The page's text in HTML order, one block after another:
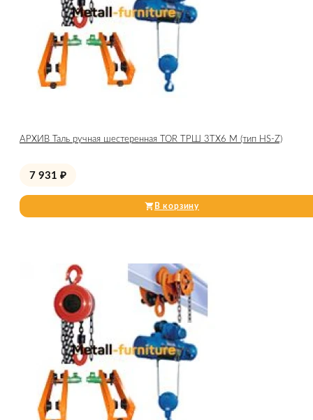
АРХИВ Таль ручная шестеренная TOR ТРШ 3ТХ6 М (тип HS-Z)
7 931 ₽
В корзину